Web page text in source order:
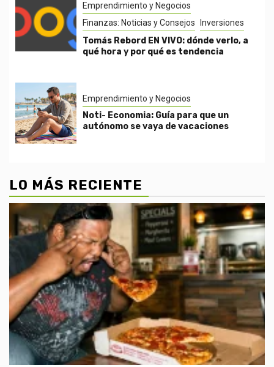
Emprendimiento y Negocios
Finanzas: Noticias y Consejos
Inversiones
Tomás Rebord EN VIVO: dónde verlo, a
qué hora y por qué es tendencia
Emprendimiento y Negocios
Noti- Economia: Guía para que un
autónomo se vaya de vacaciones
LO MÁS RECIENTE